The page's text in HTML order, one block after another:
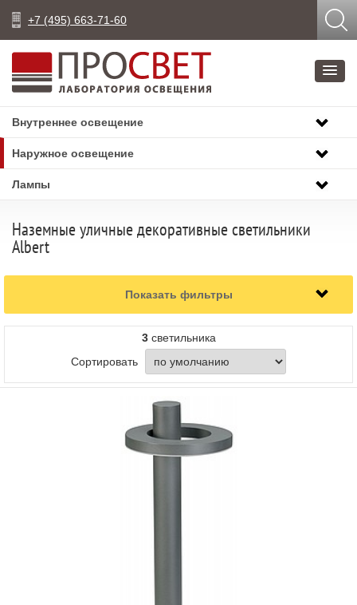
+7 (495) 663-71-60
Внутреннее освещение
Наружное освещение
Лампы
Наземные уличные декоративные светильники
Albert
Показать фильтры
3светильника
Сортировать